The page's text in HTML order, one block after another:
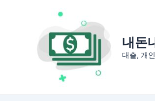
기
내돈
대출, 개